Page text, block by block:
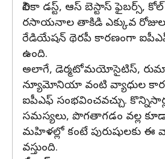
సిలికా డస్ట్, ఆస్ బెస్టాస్ ఫైబర్స్,
రసాయనాల తాకిడి ఎక్కువ
రేడియేషన్ థెరపీ కారణంగా
ఉంది.
అలాగే, డెర్మటోమయోసైటిస్,
న్యూమోనియా వంటి వ్యాధుల
ఐపీఎఫ్ సంభవించవచ్చు.
సమస్యలు, పొగతాగడం వల్ల కూడా
మహిళల్లో కంటే పురుషులకు ఈ
వస్తుంది.